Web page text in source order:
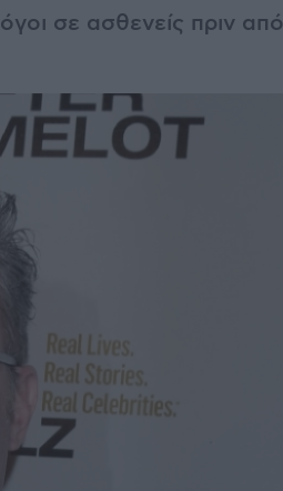
σε ασθενείς πριν από